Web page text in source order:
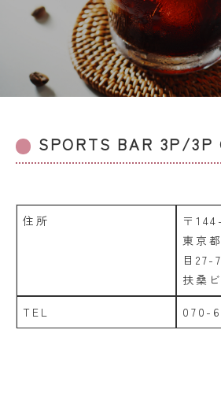
SPORTS BAR 3P/3P
住所
〒
東京
目27-7
扶桑
TEL 070-